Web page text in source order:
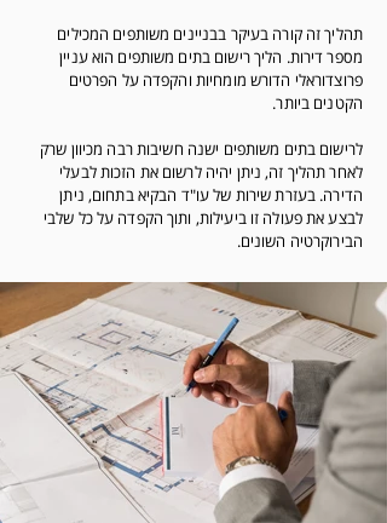
תהליך זה קורה בעיקר בבניינים משותפים המכילים
מספר דירות. הליך רישום בתים משותפים הוא עניין
פרוצדוראלי הדורש מומחיות והקפדה על הפרטים
הקטנים ביותר.
לרישום בתים משותפים ישנה חשיבות רבה מכיוון שרק
לאחר תהליך זה, ניתן יהיה לרשום את הזכות לבעלי
הדירה. בעזרת שירות של עו"ד הבקיא בתחום, ניתן
לבצע את פעולה זו ביעילות, ותוך הקפדה על כל שלבי
הבירוקרטיה השונים.